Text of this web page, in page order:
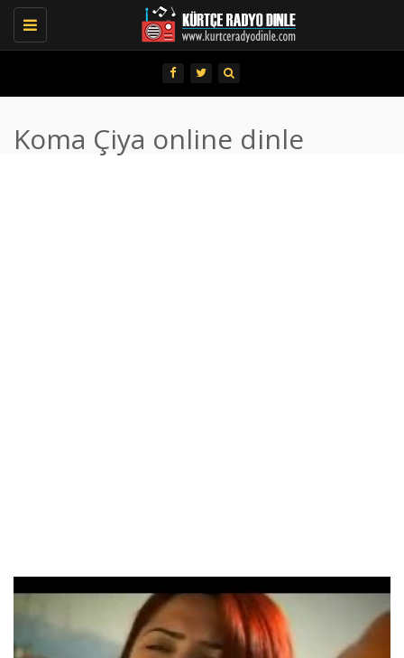
Toggle
navigation
Koma Çiya online dinle